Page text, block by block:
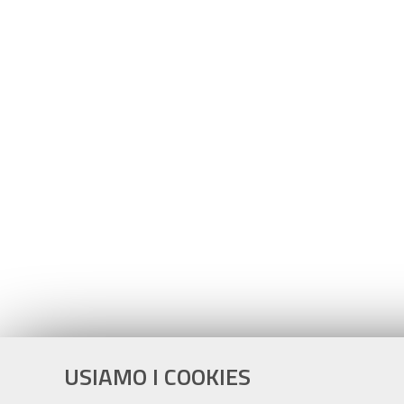
USIAMO I COOKIES